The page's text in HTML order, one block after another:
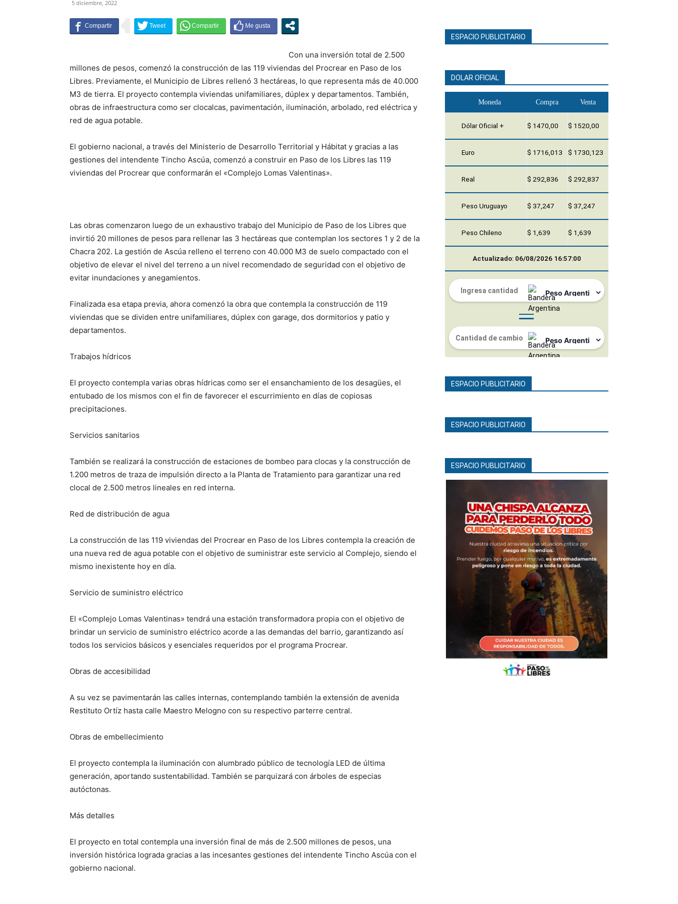
5 diciembre, 2022
Con una inversión total de 2.500
millones de pesos, comenzó la construcción de las 119 viviendas del Procrear en Paso de los
Libres. Previamente, el Municipio de Libres rellenó 3 hectáreas, lo que representa más de 40.000
M3 de tierra. El proyecto contempla viviendas unifamiliares, dúplex y departamentos. También,
obras de infraestructura como ser clocalcas, pavimentación, iluminación, arbolado, red eléctrica y
red de agua potable.
El gobierno nacional, a través del Ministerio de Desarrollo Territorial y Hábitat y gracias a las
gestiones del intendente Tincho Ascúa, comenzó a construir en Paso de los Libres las 119
viviendas del Procrear que conformarán el «Complejo Lomas Valentinas».
Las obras comenzaron luego de un exhaustivo trabajo del Municipio de Paso de los Libres que
invirtió 20 millones de pesos para rellenar las 3 hectáreas que contemplan los sectores 1 y 2 de la
Chacra 202. La gestión de Ascúa relleno el terreno con 40.000 M3 de suelo compactado con el
objetivo de elevar el nivel del terreno a un nivel recomendado de seguridad con el objetivo de
evitar inundaciones y anegamientos.
Finalizada esa etapa previa, ahora comenzó la obra que contempla la construcción de 119
viviendas que se dividen entre unifamiliares, dúplex con garage, dos dormitorios y patio y
departamentos.
Trabajos hídricos
El proyecto contempla varias obras hídricas como ser el ensanchamiento de los desagües, el
entubado de los mismos con el fin de favorecer el escurrimiento en días de copiosas
precipitaciones.
Servicios sanitarios
También se realizará la construcción de estaciones de bombeo para clocas y la construcción de
1.200 metros de traza de impulsión directo a la Planta de Tratamiento para garantizar una red
clocal de 2.500 metros lineales en red interna.
Red de distribución de agua
La construcción de las 119 viviendas del Procrear en Paso de los Libres contempla la creación de
una nueva red de agua potable con el objetivo de suministrar este servicio al Complejo, siendo el
mismo inexistente hoy en día.
Servicio de suministro eléctrico
El «Complejo Lomas Valentinas» tendrá una estación transformadora propia con el objetivo de
brindar un servicio de suministro eléctrico acorde a las demandas del barrio, garantizando así
todos los servicios básicos y esenciales requeridos por el programa Procrear.
Obras de accesibilidad
A su vez se pavimentarán las calles internas, contemplando también la extensión de avenida
Restituto Ortíz hasta calle Maestro Melogno con su respectivo parterre central.
Obras de embellecimiento
El proyecto contempla la iluminación con alumbrado público de tecnología LED de última
generación, aportando sustentabilidad. También se parquizará con árboles de especias
autóctonas.
Más detalles
El proyecto en total contempla una inversión final de más de 2.500 millones de pesos, una
inversión histórica lograda gracias a las incesantes gestiones del intendente Tincho Ascúa con el
gobierno nacional.
ESPACIO PUBLICITARIO
DOLAR OFICIAL
Moneda Compra Venta
Dólar Oficial + $ 1470,00 $ 1520,00
Euro $ 1716,013 $ 1730,123
Real $ 292,836 $ 292,837
Peso Uruguayo $ 37,247 $ 37,247
Peso Chileno $ 1,639 $ 1,639
Actualizado: 06/08/2026 16:57:00
ESPACIO PUBLICITARIO
ESPACIO PUBLICITARIO
ESPACIO PUBLICITARIO